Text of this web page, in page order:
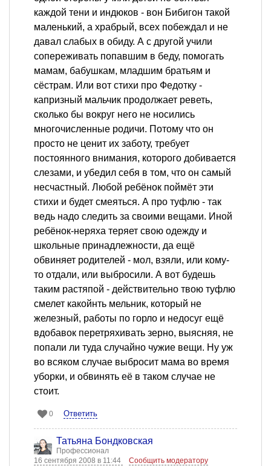
каждой тени и индюков - вон Бибигон такой
маленький, а храбрый, всех побеждал и не
давал слабых в обиду. А с другой учили
сопереживать попавшим в беду, помогать
мамам, бабушкам, младшим братьям и
сёстрам. Или вот стихи про Федотку -
капризный мальчик продолжает реветь,
сколько бы вокруг него не носились
многочисленные родичи. Потому что он
просто не ценит их заботу, требует
постоянного внимания, которого добивается
слезами, и убедил себя в том, что он самый
несчастный. Любой ребёнок поймёт эти
стихи и будет смеяться. А про туфлю - так
ведь надо следить за своими вещами. Иной
ребёнок-неряха теряет свою одежду и
школьные принадлежности, да ещё
обвиняет родителей - мол, взяли, или кому-
то отдали, или выбросили. А вот будешь
таким растяпой - действительно твою туфлю
смелет какойнть мельник, который не
железный, работы по горло и недосуг ещё
вдобавок перетряхивать зерно, выясняя, не
попали ли туда случайно чужие вещи. Ну уж
во всяком случае выбросит мама во время
уборки, и обвинять её в таком случае не
стоит.
0 Ответить
Татьяна Бондковская
Профессионал
16 сентября 2008 в 11:44
Сообщить модератору